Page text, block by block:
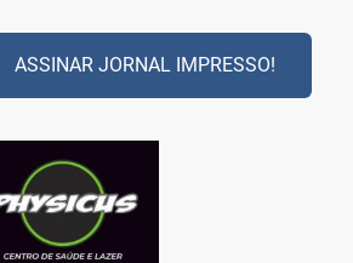
ASSINAR JORNAL IMPRESSO!